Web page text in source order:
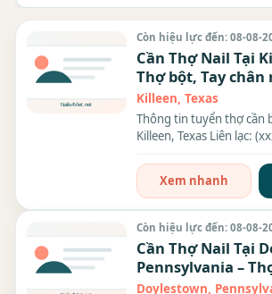
Còn hiệu lực đến: 08-08-
Cần Thợ Nail Tại
Thợ bột, Tay chân
Everything
Killeen, Texas
Thông tin tuyển thợ cần
Killeen, Texas Liên lạc:
Xem nhanh
Còn hiệu lực đến: 08-08-
Cần Thợ Nail Tại
Pennsylvania –
chân nước,
Doylestown,